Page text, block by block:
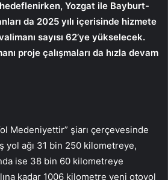
hedeflenirken, Yozgat ile Bayburt-
da 2025 yılı içerisinde hizmete
sayısı 62’ye yükselecek.
proje çalışmaları da hızla devam
Medeniyettir” şiarı çerçevesinde
yol ağı 31 bin 250 kilometreye,
ise 38 bin 60 kilometreye
kadar 1006 kilometre yeni otoyol